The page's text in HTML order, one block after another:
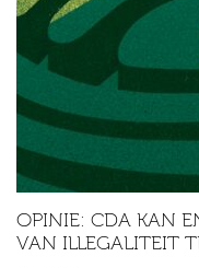
OPINIE: CDA KAN
VAN ILLEGALITEIT